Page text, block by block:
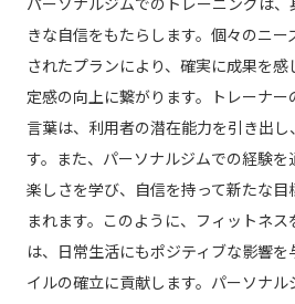
きな自信をもたらします。個々のニ
されたプランにより、確実に成果を
定感の向上に繋がります。トレーナ
言葉は、利用者の潜在能力を引き出
す。また、パーソナルジムでの経験を
楽しさを学び、自信を持って新たな
まれます。このように、フィットネ
は、日常生活にもポジティブな影響
イルの確立に貢献します。パーソナ